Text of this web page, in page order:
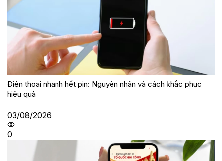
Điện thoại nhanh hết pin: Nguyên nhân và cách khắc phục
hiệu quả
03/08/2026
0